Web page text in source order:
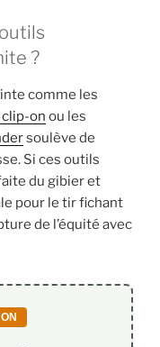
?
comme les
on ou les
soulève de
Si ces outils
du gibier et
pour le tir fichant
de l’équité avec